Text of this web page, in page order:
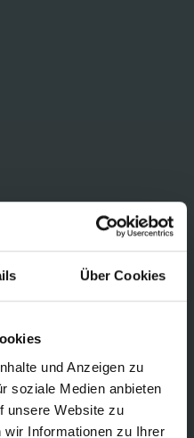
Über Cookies
und Anzeigen zu
soziale Medien anbieten
unsere Website zu
wir Informationen zu Ihrer